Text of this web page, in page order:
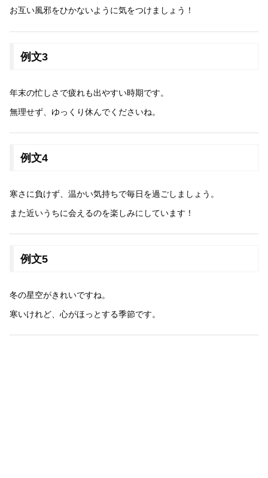
お互い風邪をひかないように気をつけましょう！
例文3
年末の忙しさで疲れも出やすい時期です。
無理せず、ゆっくり休んでくださいね。
例文4
寒さに負けず、温かい気持ちで毎日を過ごしましょう。
また近いうちに会えるのを楽しみにしています！
例文5
冬の星空がきれいですね。
寒いけれど、心がほっとする季節です。